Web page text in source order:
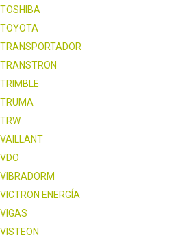
TOSHIBA
TOYOTA
TRANSPORTADOR
TRANSTRON
TRIMBLE
TRUMA
TRW
VAILLANT
VDO
VIBRADORM
VICTRON ENERGÍA
VIGAS
VISTEON